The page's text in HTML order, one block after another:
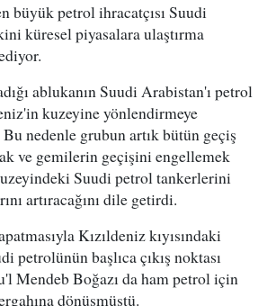
büyük petrol ihracatçısı Suudi
küresel piyasalara ulaştırma
ablukanın Suudi Arabistan'ı petrol
kuzeyine yönlendirmeye
Bu nedenle grubun artık bütün geçiş
ve gemilerin geçişini engellemek
Suudi petrol tankerlerini
artıracağını dile getirdi.
Kızıldeniz kıyısındaki
petrolünün başlıca çıkış noktası
Mendeb Boğazı da ham petrol için
dönüşmüştü.